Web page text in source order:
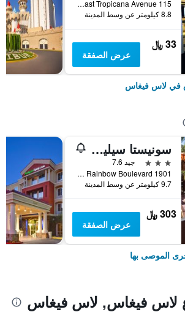
115 East Tropicana Avenue, لاس فيغاس, NV, الولايات المتحدة الأميريكية
8.8 كيلومتر عن وسط المدينة
33 ﷼
عرض الصفقة
في لاس فيغاس
سونيستا سيليكت لاس فيجاس سامرلين
3 نجوم
جيد 7.6
1901 North Rainbow Boulevard, لاس فيغاس, NV, الولايات المتحدة الأميريكية
9.7 كيلومتر عن وسط المدينة
303 ﷼
عرض الصفقة
الموصى بها
لاس فيغاس, لاس فيغاس